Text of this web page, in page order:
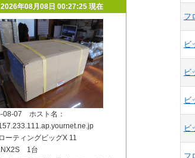
フ
ビ
ビ
ビ
ビ
フ
2026年08月08日 00:27:25 現在